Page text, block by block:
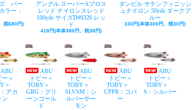
ズ バー
ラー：
税680円)
アングル スーパーAプロス
レッド ナイロンスレッド
100yds サイズD#0326 レッ
ド
418円(本体380円、税38円)
ダンビル サテンフィニッシ
ュナイロン 50yds ダークブ
ルー
330円(本体300円、税30円)
ABU
ー＜
＞
アカ
ン
ABU
トビー＜
TOBY＞
GRG：グリ
ーンゴール
ド
ABU
トビー＜
TOBY＞
SLVSM：シ
ルバーサー
モン
ABU
トビー＜
TOBY＞
CPPR：コパ
ー
ABU
トビー＜
TOBY＞
S：シルバー